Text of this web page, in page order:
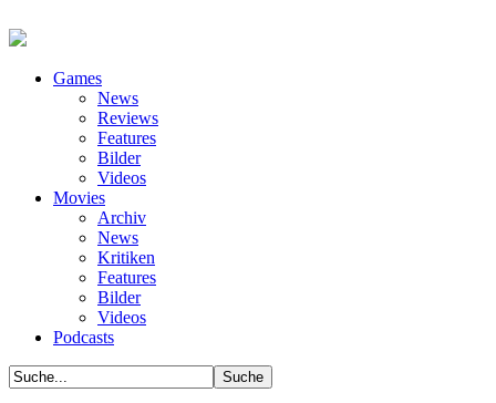
Games
News
Reviews
Features
Bilder
Videos
Movies
Archiv
News
Kritiken
Features
Bilder
Videos
Podcasts